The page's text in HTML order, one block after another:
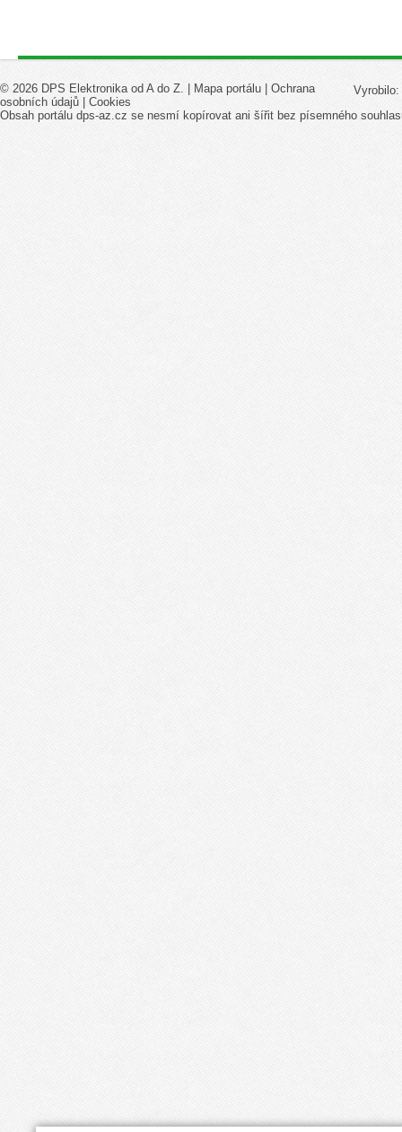
Vyrobilo:
© 2026 DPS Elektronika od A do Z. | Mapa portálu
Ochrana
osobních údajů
Cookies
Obsah portálu dps-az.cz se nesmí kopírovat ani šířit bez písemného